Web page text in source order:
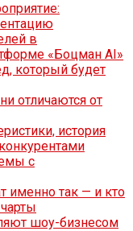
в
«Боцман AI»
который будет
отличаются от
история
с
именно так — и кто
шоу-бизнесом